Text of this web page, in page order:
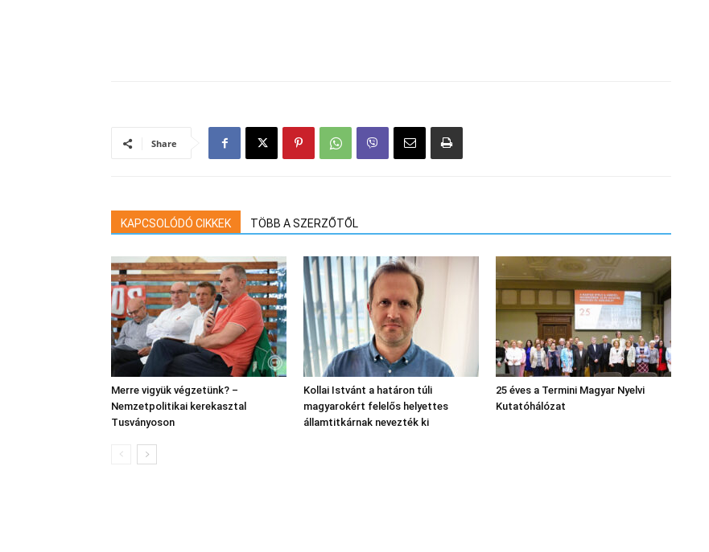
Share
KAPCSOLÓDÓ CIKKEK TÖBB A SZERZŐTŐL
Merre vigyük végzetünk? –
Nemzetpolitikai kerekasztal
Tusványoson
Kollai Istvánt a határon túli
magyarokért felelős helyettes
államtitkárnak nevezték ki
25 éves a Termini Magyar Nyelvi
Kutatóhálózat